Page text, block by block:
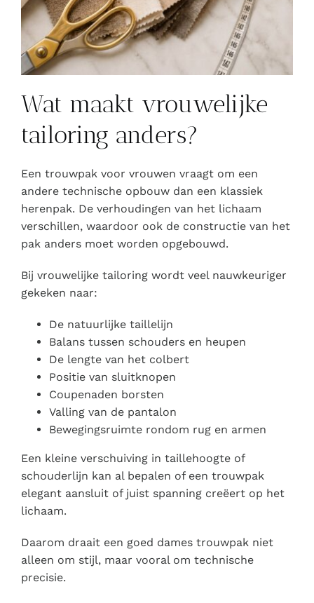
Wat maakt vrouwelijke
tailoring anders?
Een trouwpak voor vrouwen vraagt om een
andere technische opbouw dan een klassiek
herenpak. De verhoudingen van het lichaam
verschillen, waardoor ook de constructie van het
pak anders moet worden opgebouwd.
Bij vrouwelijke tailoring wordt veel nauwkeuriger
gekeken naar:
De natuurlijke taillelijn
Balans tussen schouders en heupen
De lengte van het colbert
Positie van sluitknopen
Coupenaden borsten
Valling van de pantalon
Bewegingsruimte rondom rug en armen
Een kleine verschuiving in taillehoogte of
schouderlijn kan al bepalen of een trouwpak
elegant aansluit of juist spanning creëert op het
lichaam.
Daarom draait een goed dames trouwpak niet
alleen om stijl, maar vooral om technische
precisie.